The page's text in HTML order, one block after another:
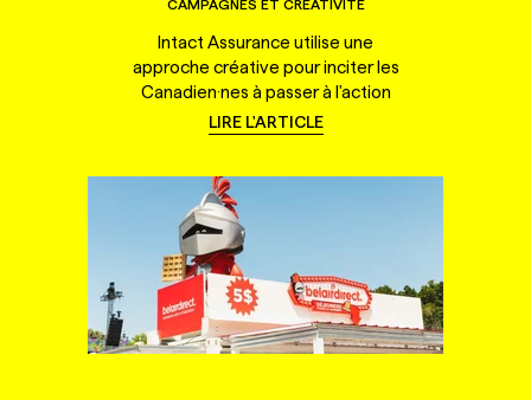
CAMPAGNES ET CRÉATIVITÉ
Intact Assurance utilise une
approche créative pour inciter les
Canadien·nes à passer à l'action
LIRE L'ARTICLE